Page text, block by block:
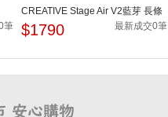
筆
CREATIVE Stage Air V2藍芽 長條
形 可充電 電腦喇叭
$1790 最新成交0筆